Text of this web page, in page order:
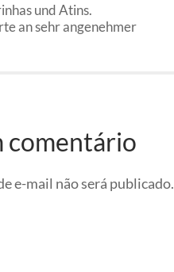
und Atins.
an sehr angenehmer
comentário
e-mail não será publicado.